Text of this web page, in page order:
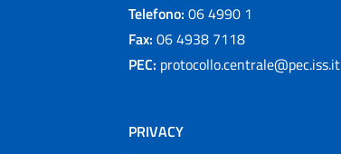
Telefono: 06 4990 1
Fax: 06 4938 7118
PEC: protocollo.centrale@pec.iss.it
PRIVACY